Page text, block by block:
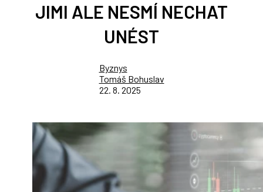
JIMI ALE NESMÍ NECHAT
UNÉST
Byznys
Tomáš Bohuslav
22. 8. 2025